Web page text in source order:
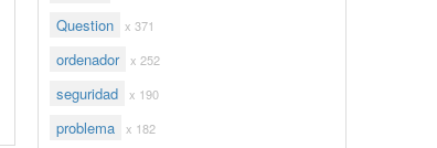
Question x 371
ordenador x 252
seguridad x 190
problema x 182